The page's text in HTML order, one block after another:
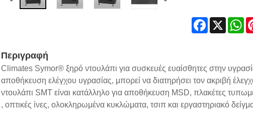
Facebook
X
Περιγραφή
Climates Symor® ξηρό ντουλάπι για συσκευές ευαίσθητες στην
αποθήκευση ελέγχου υγρασίας, μπορεί να διατηρήσει τον ακριβή
ντουλάπι SMT είναι κατάλληλο για αποθήκευση MSD, πλακέτες
, οπτικές ίνες, ολοκληρωμένα κυκλώματα, τσιπ και εργαστηριακό